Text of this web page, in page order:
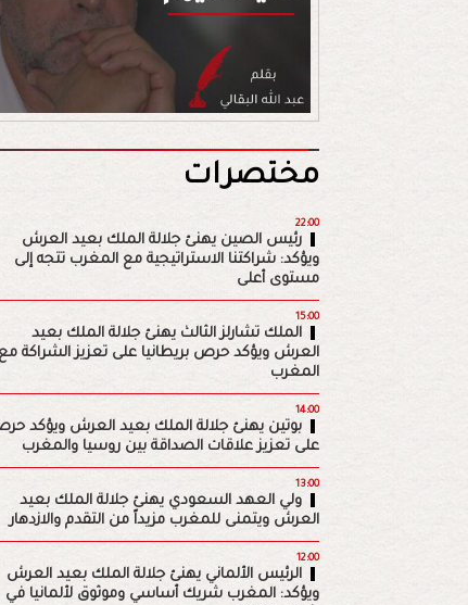
مختصرات
22:00
رئيس الصين يهنئ جلالة الملك بعيد العرش
ويؤكد: شراكتنا الاستراتيجية مع المغرب تتجه إلى
مستوى أعلى
15:00
الملك تشارلز الثالث يهنئ جلالة الملك بعيد
العرش ويؤكد حرص بريطانيا على تعزيز الشراكة مع
المغرب
14:00
بوتين يهنئ جلالة الملك بعيد العرش ويؤكد
على تعزيز علاقات الصداقة بين روسيا والمغرب
13:00
ولي العهد السعودي يهنئ جلالة الملك بعيد
العرش ويتمنى للمغرب مزيداً من التقدم والازدهار
12:00
الرئيس الألماني يهنئ جلالة الملك بعيد العرش
ويؤكد: المغرب شريك أساسي وموثوق لألمانيا في